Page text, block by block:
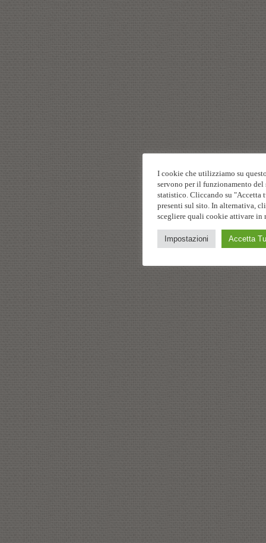
I cookie che utilizziamo su
servono per il funzionamento del
statistico. Cliccando su
presenti sul sito. In alternativa,
scegliere quali cookie attivare in
Impostazioni Accetta